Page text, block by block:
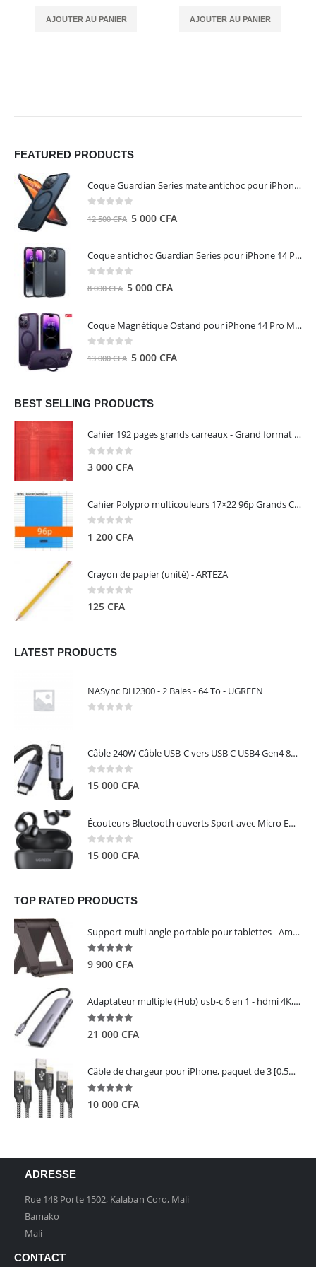
AJOUTER AU PANIER AJOUTER AU PANIER
FEATURED PRODUCTS
Coque Guardian Series mate antichoc pour iPhone 15 Pro Max avec Magsafe Noir - Torras
12 500CFA Le
500 CFA.
5 000 CFA
Coque antichoc Guardian Series pour iPhone 14 Pro Max - TORRAS
out of 5
8 000CFA Le
était :
8
000 CFA.
5 000 CFALe
est :
000 CFA.
Coque Magnétique Ostand pour iPhone 14 Pro Max - Violet Foncé - TORRAS
13 000CFA Le
était :
000 CFA.
5 000 CFA
000 CFA.
BEST SELLING PRODUCTS
Cahier 192 pages grands carreaux - Grand format - Brochure dos toilé - 24x32 cm - Papier blanc 90 g - Couverture carte pelliculée couleur aléatoire - Clairefontaine
3 000 CFA
Cahier Polypro multicouleurs 17×22 96p Grands Carreaux Séyès 90g - CALLIGRAPHE
1 200 CFA
Crayon de papier (unité) - ARTEZA
0 out of 5
125 CFA
LATEST PRODUCTS
NASync DH2300 - 2 Baies - 64 To - UGREEN
Câble 240W Câble USB-C vers USB C USB4 Gen4 80Gbps pour Thunderbolt 5/4/3, Premium 18K double écran triple 4K PD3.1 - UGREEN
0 out of 5
15 000 CFA
Écouteurs Bluetooth ouverts Sport avec Micro ENC IPX5 – HiTune S3 UGREEN 45785
0 out of 5
15 000 CFA
TOP RATED PRODUCTS
Support multi-angle portable pour tablettes - Amazon Basics
5.00out of 5
9 900 CFA
Adaptateur multiple (Hub) usb-c 6 en 1 - hdmi 4K, 3 ports USB 3.0 et lecteur de carte sd tf - UGREEN
5.00out of 5
21 000 CFA
Câble de chargeur pour iPhone, paquet de 3 [0.5M 1M 2M] - GIANAC
10 000 CFA
ADRESSE
Rue 148 Porte 1502, Kalaban Coro, Mali
Bamako
Mali
CONTACT